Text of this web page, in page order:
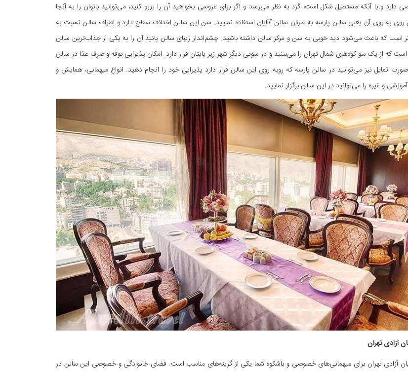
دارد و با آنکه مستطیل شکل است، گرد به نظر می‌رسد و اگر برای عروسی بخواهید آن را رزرو کنید، می‌توانید بانوان را به آنجا
به روی آن یعنی سالن پارسه به عنوان سالن آقایان استفاده نمایید. سن این سالن اختلاف سطح دارد و اطراف سالن نسبت به
است که باعث می‌شود دید خوبی به سن و مرکز سالن داشته باشید. چشم‌انداز زیبای سالن پانیذ آن را به یکی از جذاب‌ترین سالن
که از یک سو کوه‌های شمال تهران را می‌بینید و در سویی دیگر شهر زیر پایتان قرار دارد. امکان پذیرایی بوفه و صرف غذا در سالن
تمایل نیز می‌توانید در سالن پارسه که روبه روی این سالن قرار دارد پذیرایی خود را انجام دهید. انواع میهمانی، همایش و
و غیره را می‌توانید در این سالن برگزار نمایید.
آزادی تهران
آزادی تهران برای میهمانی‌های خصوصی و باشکوه شما یکی از گزینه‌های مناسب است. فضای خانوادگی و خصوصی این سالن در